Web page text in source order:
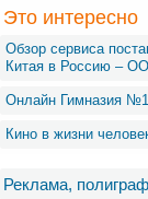
Это интересно
Обзор сервиса
Китая в Россию –
Онлайн Гимназия
Кино в жизни
Реклама,